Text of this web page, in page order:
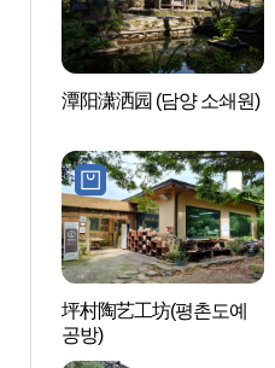
潭阳潇洒园 (담양 소쇄원)
坪村陶艺工坊(평촌도예
공방)